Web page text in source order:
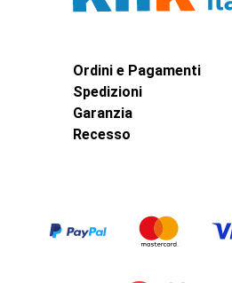
Ordini e Pagamenti
Spedizioni
Garanzia
Recesso